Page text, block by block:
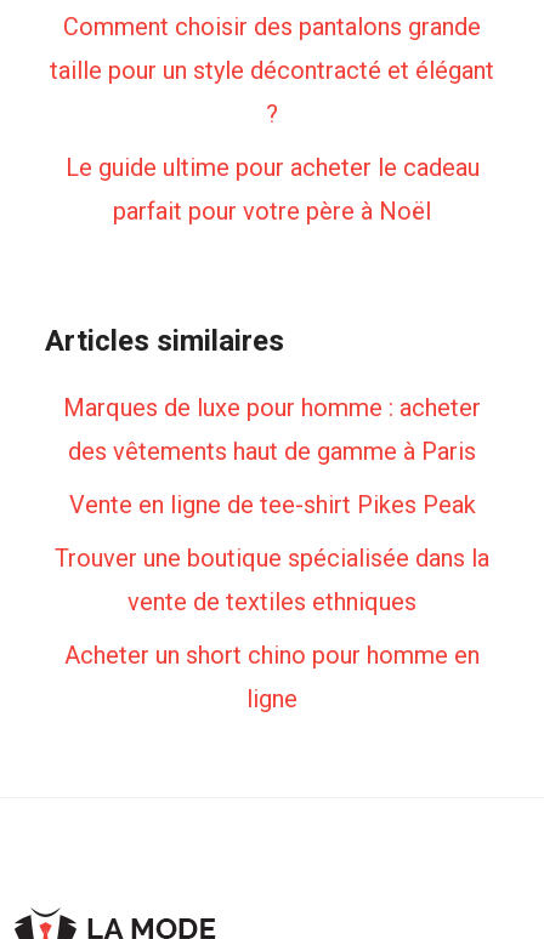
Comment choisir des pantalons grande
taille pour un style décontracté et élégant
?
Le guide ultime pour acheter le cadeau
parfait pour votre père à Noël
Articles similaires
Marques de luxe pour homme : acheter
des vêtements haut de gamme à Paris
Vente en ligne de tee-shirt Pikes Peak
Trouver une boutique spécialisée dans la
vente de textiles ethniques
Acheter un short chino pour homme en
ligne